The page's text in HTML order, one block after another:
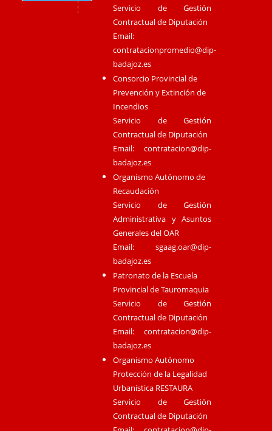
Servicio de Gestión
Contractual de Diputación
Email:
contratacionpromedio@dip-
badajoz.es
Consorcio Provincial de
Prevención y Extinción de
Incendios
Servicio de Gestión
Contractual de Diputación
Email:contratacion@dip-
badajoz.es
Organismo Autónomo de
Recaudación
Servicio de Gestión
Administrativa y Asuntos
Generales del OAR
Email:sgaag.oar@dip-
badajoz.es
Patronato de la Escuela
Provincial de Tauromaquia
Servicio de Gestión
Contractual de Diputación
Email:contratacion@dip-
badajoz.es
Organismo Autónomo
Protección de la Legalidad
Urbanística RESTAURA
Servicio de Gestión
Contractual de Diputación